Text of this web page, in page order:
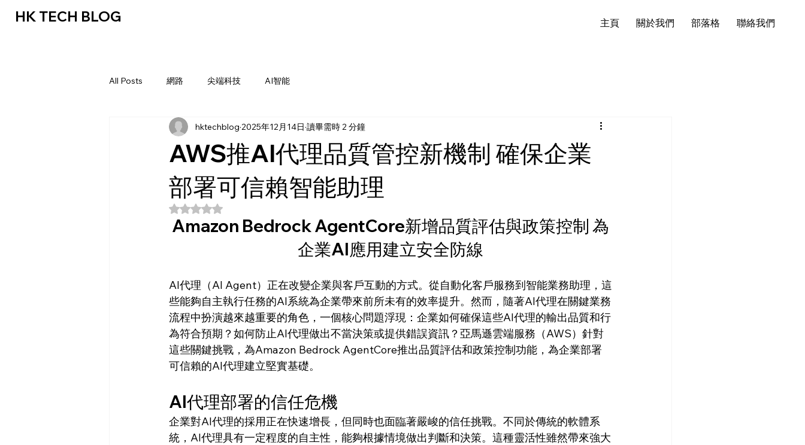
HK TECH BLOG 主頁 關於我們 部落格 聯絡我們
All Posts 網路 尖端科技 AI智能
AWS推AI代理品質管控新機制 確保企業
部署可信賴智能助理
hktechblog 2025年12月14日 讀畢需時 2 分鐘
評等為 NaN（最高為 5 顆星）。
Amazon Bedrock AgentCore新增品質評估與政策控制 為
企業AI應用建立安全防線
AI代理（AI Agent）正在改變企業與客戶互動的方式。從自動化客戶服務到智能業務助理，這
些能夠自主執行任務的AI系統為企業帶來前所未有的效率提升。然而，隨著AI代理在關鍵業務
流程中扮演越來越重要的角色，一個核心問題浮現：企業如何確保這些AI代理的輸出品質和行
為符合預期？如何防止AI代理做出不當決策或提供錯誤資訊？亞馬遜雲端服務（AWS）針對
這些關鍵挑戰，為Amazon Bedrock AgentCore推出品質評估和政策控制功能，為企業部署
可信賴的AI代理建立堅實基礎。
AI代理部署的信任危機
企業對AI代理的採用正在快速增長，但同時也面臨著嚴峻的信任挑戰。不同於傳統的軟體系
統，AI代理具有一定程度的自主性，能夠根據情境做出判斷和決策。這種靈活性雖然帶來強大